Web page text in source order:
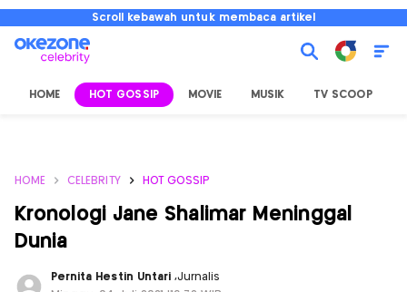
Scroll kebawah untuk membaca artikel
HOME HOT GOSSIP MOVIE MUSIK TV SCOOP
HOME CELEBRITY HOT GOSSIP
Kronologi Jane Shalimar Meninggal
Dunia
Pernita Hestin Untari,Jurnalis